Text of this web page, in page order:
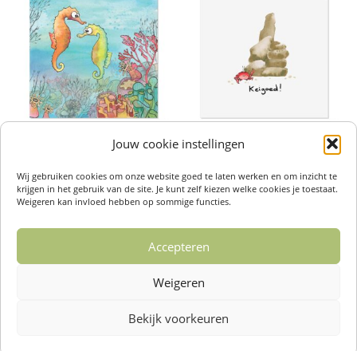
Jouw cookie instellingen
Wij gebruiken cookies om onze website goed te laten werken en om inzicht te
krijgen in het gebruik van de site. Je kunt zelf kiezen welke cookies je toestaat.
Weigeren kan invloed hebben op sommige functies.
Accepteren
Weigeren
Bekijk voorkeuren
Wenskaarten – Zeepaardjes
Toevoegen aan winkelwagen
Wenskaarten – Keigoed
Toevoegen aan winkelwagen
4 …